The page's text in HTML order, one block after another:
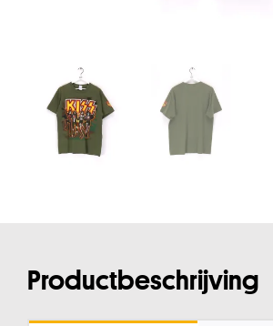
Productbeschrijving